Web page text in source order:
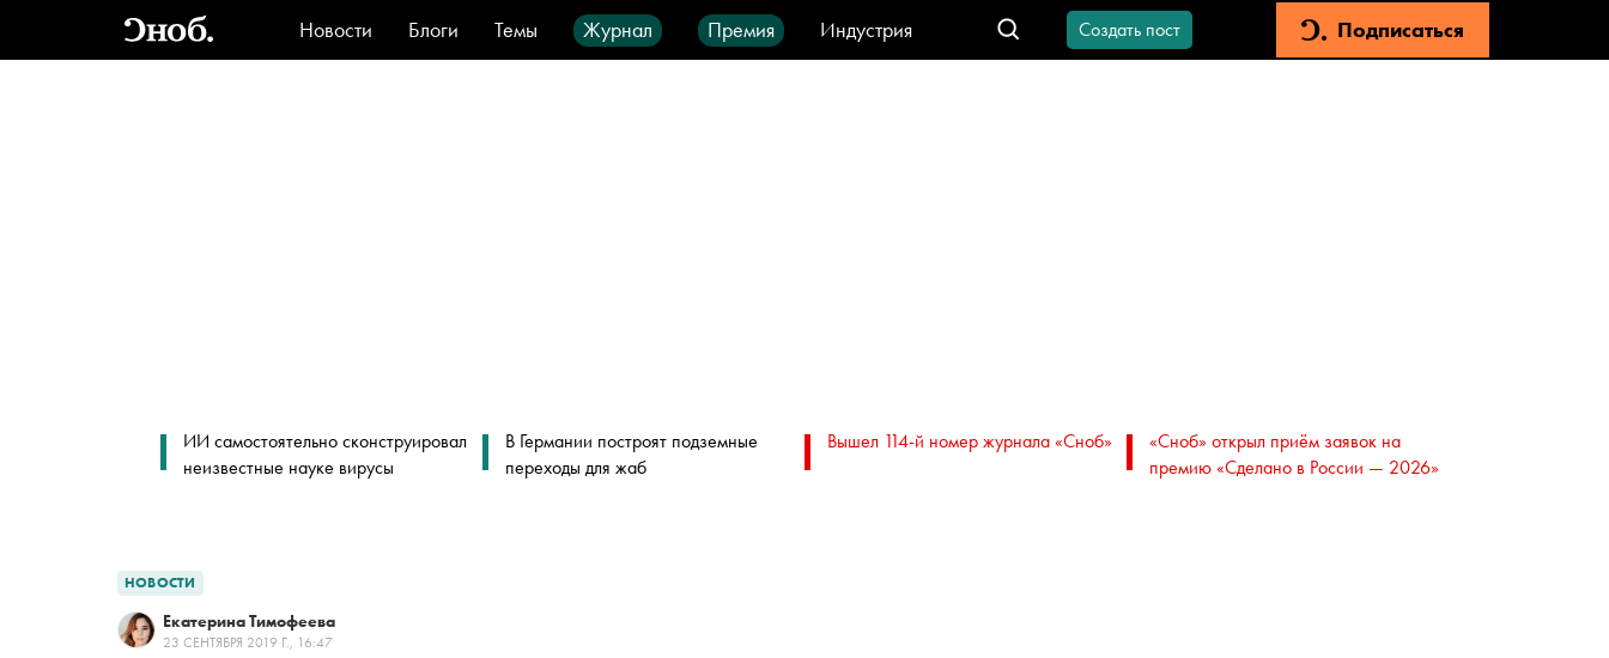
Новости Блоги Темы Журнал Премия
Индустрия
Стиль
Видео Город IT-продукты
Создать пост Подписаться
ИИ самостоятельно сконструировал
неизвестные науке вирусы
В Германии построят подземные
переходы для жаб
Вышел 114-й номер журнала «Сноб»
«Сноб» открыл приём заявок на
премию «Сделано в России — 2026»
НОВОСТИ
Екатерина Тимофеева
23 СЕНТЯБРЯ 2019 Г., 16:47